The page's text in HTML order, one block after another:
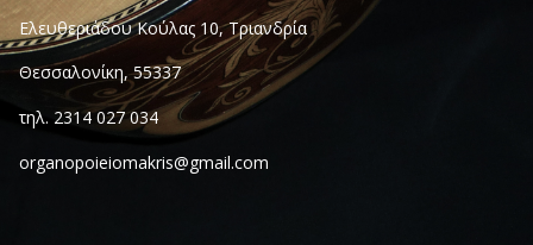
Ελευθεριάδου Κούλας 10, Τριανδρία
Θεσσαλονίκη, 55337
τηλ. 2314 027 034
organopoieiomakris@gmail.com